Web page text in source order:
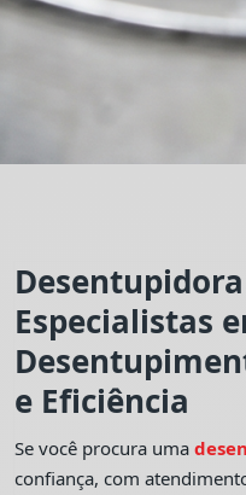
Especialistas
e Eficiência
Se você procura uma
confiança, com